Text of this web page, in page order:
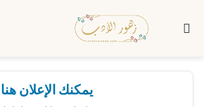
بحث عن
يمكنك الإعلان هنا